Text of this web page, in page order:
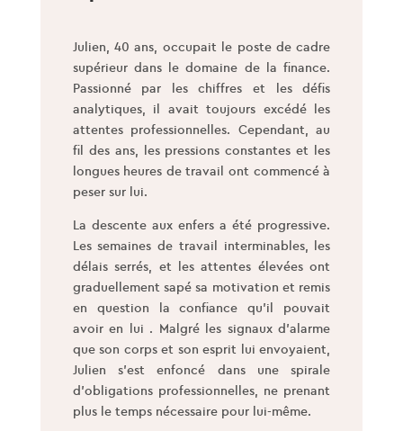
Julien, 40 ans, occupait le poste de cadre
supérieur dans le domaine de la finance.
Passionné par les chiffres et les défis
analytiques, il avait toujours excédé les
attentes professionnelles. Cependant, au
fil des ans, les pressions constantes et les
longues heures de travail ont commencé à
peser sur lui.
La descente aux enfers a été progressive.
Les semaines de travail interminables, les
délais serrés, et les attentes élevées ont
graduellement sapé sa motivation et remis
en question la confiance qu’il pouvait
avoir en lui . Malgré les signaux d’alarme
que son corps et son esprit lui envoyaient,
Julien s’est enfoncé dans une spirale
d’obligations professionnelles, ne prenant
plus le temps nécessaire pour lui-même.